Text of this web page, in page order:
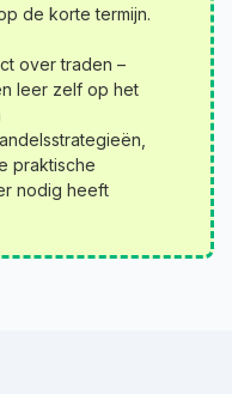
de korte termijn.
over traden –
leer zelf op het
praktische
nodig heeft